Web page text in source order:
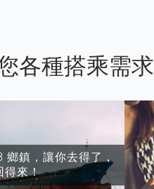
各種搭乘需求
鄉鎮，讓你去得了，
得來！